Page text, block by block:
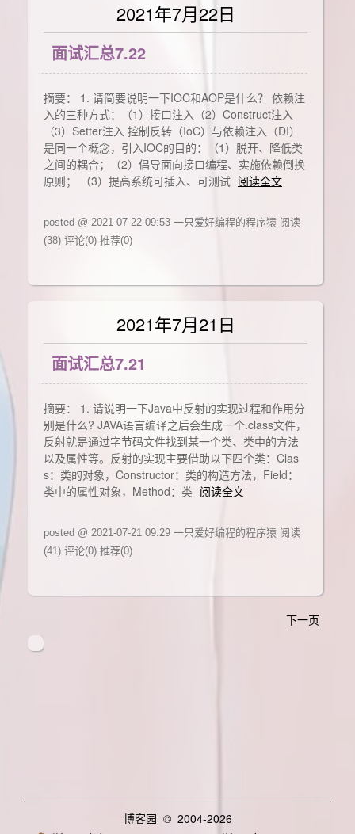
2021年7月22日
面试汇总7.22
摘要： 1. 请简要说明一下IOC和AOP是什么？ 依赖注
入的三种方式：（1）接口注入（2）Construct注入
（3）Setter注入 控制反转（IoC）与依赖注入（DI）
是同一个概念，引入IOC的目的：（1）脱开、降低类
之间的耦合；（2）倡导面向接口编程、实施依赖倒换
原则； （3）提高系统可插入、可测试 阅读全文
posted @ 2021-07-22 09:53 一只爱好编程的程序猿 阅读
(38) 评论(0) 推荐(0)
2021年7月21日
面试汇总7.21
摘要： 1. 请说明一下Java中反射的实现过程和作用分
别是什么? JAVA语言编译之后会生成一个.class文件，
反射就是通过字节码文件找到某一个类、类中的方法
以及属性等。反射的实现主要借助以下四个类：Clas
s：类的对象，Constructor：类的构造方法，Field：
类中的属性对象，Method：类 阅读全文
posted @ 2021-07-21 09:29 一只爱好编程的程序猿 阅读
(41) 评论(0) 推荐(0)
下一页
博客园 © 2004-2026